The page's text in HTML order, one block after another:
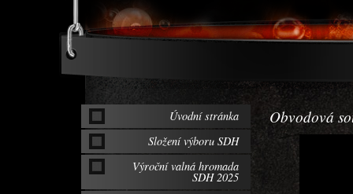
Obvodová
Úvodní stránka
Složení výboru SDH
Výroční valná hromada
SDH 2025